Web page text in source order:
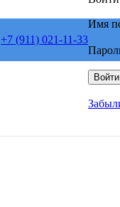
+7 (911) 021-11-33
Имя
Войти